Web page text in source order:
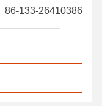
86-133-26410386